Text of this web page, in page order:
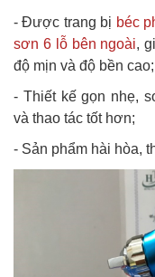
- Được trang bị béc
sơn 6 lỗ bên ngoài,
độ mịn và độ bền cao;
- Thiết kế gọn nhẹ,
và thao tác tốt hơn;
- Sản phẩm hài hòa,